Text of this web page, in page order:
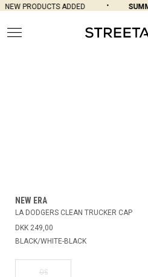
NEW PRODUCTS ADDED
NEW ERA
LA DODGERS CLEAN TRUCKER CAP
DKK 249,00
BLACK/WHITE-BLACK
OS